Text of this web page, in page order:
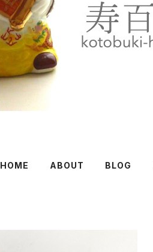
HOME ABOUT BLOG